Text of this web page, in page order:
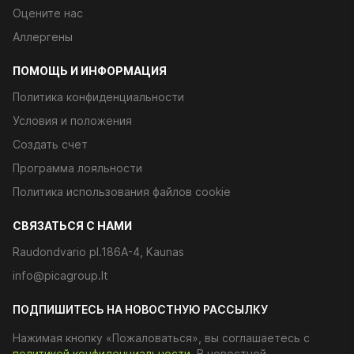
Оцените нас
Аллергены
ПОМОЩЬ И ИНФОРМАЦИЯ
Политика конфиденциальности
Условия и положения
Создать счет
Программа лояльности
Политика использования файлов cookie
CВЯЗАТЬСЯ С НАМИ
Raudondvario pl.186A-4, Kaunas
info@picagroup.lt
ПОДПИШИТЕСЬ НА НОВОСТНУЮ РАССЫЛКУ
Нажимая кнопку «Пожаловаться», вы соглашаетесь с